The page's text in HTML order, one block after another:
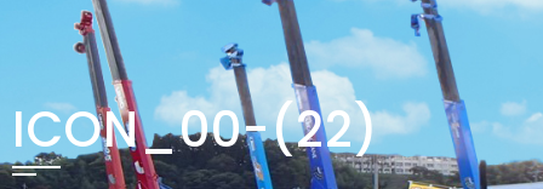
ICON_00-(22)